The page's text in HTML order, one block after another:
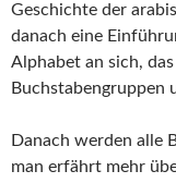
Geschichte der
danach eine
Alphabet an sich,
Buchstabengruppen
Danach werden alle
man erfährt mehr